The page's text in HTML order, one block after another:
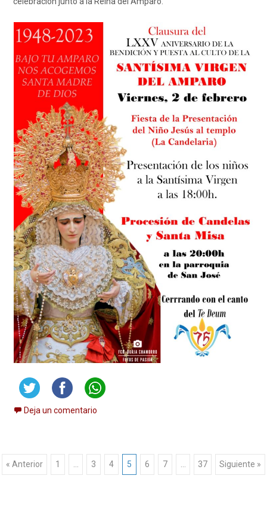
Deja un comentario
Navegación
« Anterior 1 … 3 4 5 6 7 … 37 Siguiente »